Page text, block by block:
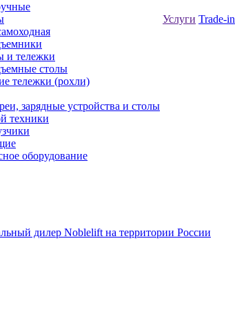
и тележки
столы
тележки (рохли)
зарядные устройства и столы
техники
оборудование
Услуги Trade-in